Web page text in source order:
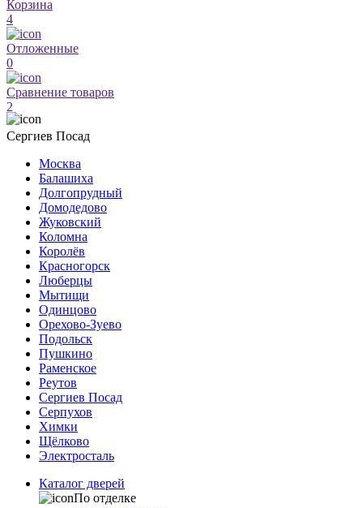
Корзина
4
Отложенные
0
Сравнение товаров
2
Сергиев Посад
Москва
Балашиха
Долгопрудный
Домодедово
Жуковский
Коломна
Королёв
Красногорск
Люберцы
Мытищи
Одинцово
Орехово-Зуево
Подольск
Пушкино
Раменское
Реутов
Сергиев Посад
Серпухов
Химки
Щёлково
Электросталь
Каталог дверей
По отделке